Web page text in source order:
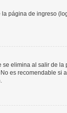
página de ingreso
elimina al salir de
es recomendable